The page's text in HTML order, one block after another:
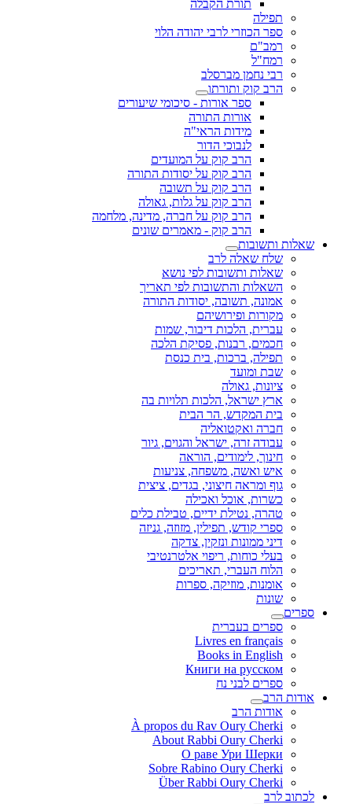
תורת הקבלה
תפילה
ספר הכוזרי לרבי יהודה הלוי
רמב"ם
רמח"ל
רבי נחמן מברסלב
הרב קוק ותורתו
ספר אורות - סיכומי שיעורים
אורות התורה
מידות הראי"ה
לנבוכי הדור
הרב קוק על המועדים
הרב קוק על יסודות התורה
הרב קוק על תשובה
הרב קוק על גלות, גאולה
הרב קוק על חברה, מדינה, מלחמה
הרב קוק - מאמרים שונים
שאלות ותשובות
שלח שאלה לרב
שאלות ותשובות לפי נושא
השאלות והתשובות לפי תאריך
אמונה, תשובה, יסודות התורה
מקורות ופירושיהם
עברית, הלכות דיבור, שמות
חכמים, רבנות, פסיקת הלכה
תפילה, ברכות, בית כנסת
שבת ומועד
ציונות, גאולה
ארץ ישראל, הלכות תלויות בה
בית המקדש, הר הבית
חברה ואקטואליה
עבודה זרה, ישראל והגוים, גיור
חינוך, לימודים, הוראה
איש ואשה, משפחה, צניעות
גוף ומראה חיצוני, בגדים, ציצית
כשרות, אוכל ואכילה
טהרה, נטילת ידיים, טבילת כלים
ספרי קודש, תפילין, מזוזה, גניזה
דיני ממונות ונזקין, צדקה
בעלי כוחות, ריפוי אלטרנטיבי
הלוח העברי, תאריכים
אומנות, מוזיקה, ספרות
שונות
ספרים
ספרים בעברית
Livres en français
Books in English
Книги на русском
ספרים לבני נח
אודות הרב
אודות הרב
À propos du Rav Oury Cherki
About Rabbi Oury Cherki
О раве Ури Шерки
Sobre Rabino Oury Cherki
Über Rabbi Oury Cherki
לכתוב לרב